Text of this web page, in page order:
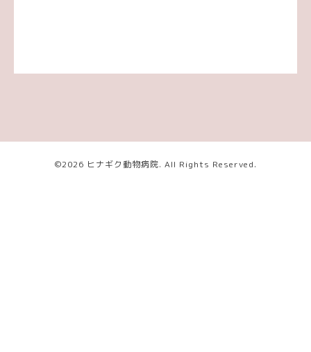
©2026 ヒナギク動物病院. All Rights Reserved.